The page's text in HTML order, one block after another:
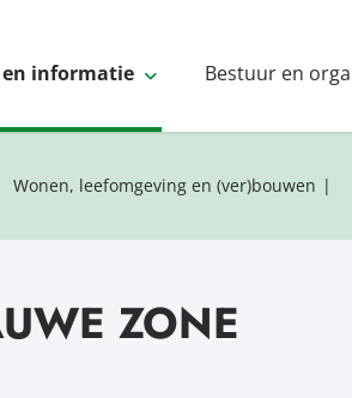
en informatie Bestuur en
Wonen, leefomgeving en (ver)bouwen
ZONE